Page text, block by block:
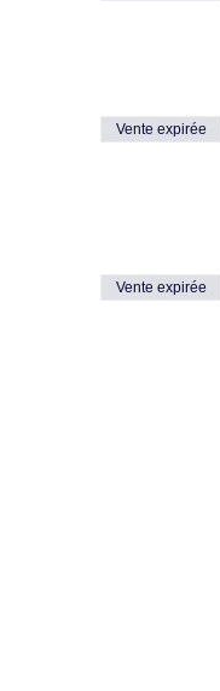
Vente expirée
Vente expirée